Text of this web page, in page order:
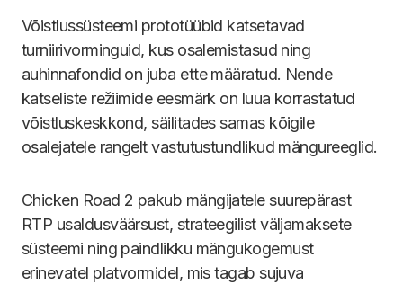
Võistlussüsteemi prototüübid katsetavad
turniirivorminguid, kus osalemistasud ning
auhinnafondid on juba ette määratud. Nende
katseliste režiimide eesmärk on luua korrastatud
võistluskeskkond, säilitades samas kõigile
osalejatele rangelt vastutustundlikud mängureeglid.
Chicken Road 2 pakub mängijatele suurepärast
RTP usaldusväärsust, strateegilist väljamaksete
süsteemi ning paindlikku mängukogemust
erinevatel platvormidel, mis tagab sujuva